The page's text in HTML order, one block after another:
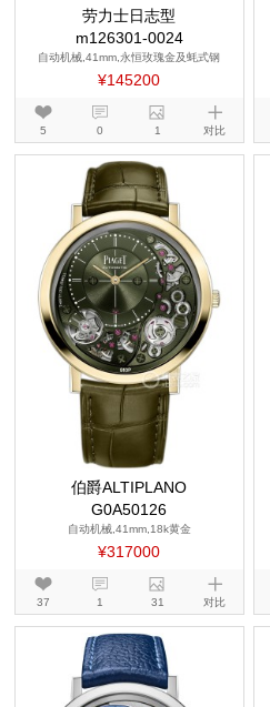
劳力士日志型
m126301-0024
自动机械,41mm,永恒玫瑰金及蚝式钢
¥145200
5 0 1 对比
伯爵ALTIPLANO
G0A50126
自动机械,41mm,18k黄金
¥317000
37 1 31 对比